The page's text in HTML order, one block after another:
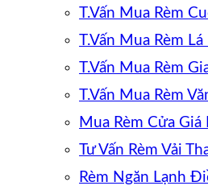
T.Vấn Mua Rèm
T.Vấn Mua Rèm Lá
T.Vấn Mua Rèm
T.Vấn Mua Rèm
Mua Rèm Cửa Giá
Tư Vấn Rèm Vải
Rèm Ngăn Lạnh